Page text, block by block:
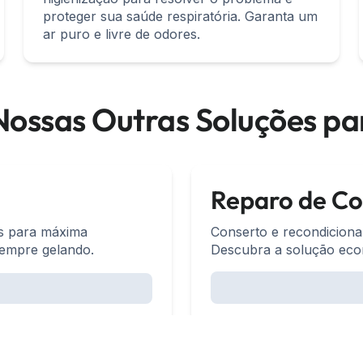
proteger sua saúde respiratória. Garanta um
ar puro e livre de odores.
Outras Soluções
para máxima
gelando.
Reparo de
Conserto e
Descubra a solução